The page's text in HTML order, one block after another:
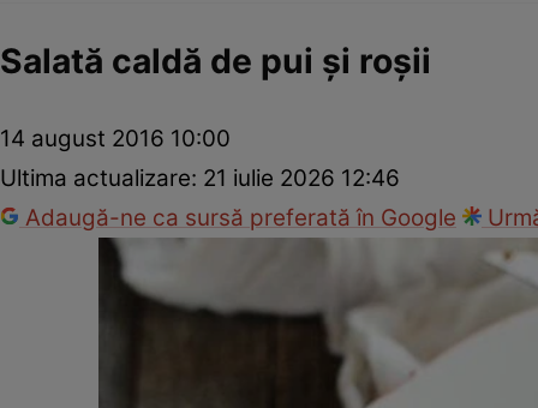
Salată caldă de pui şi roşii
14 august 2016 10:00
Ultima actualizare: 21 iulie 2026 12:46
Adaugă-ne ca sursă preferată în Google